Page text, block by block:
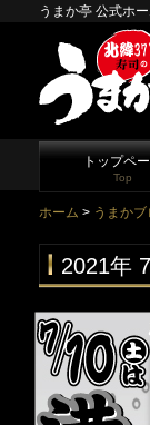
うまか亭 公式ホ
トップペ
Top
ホーム > うまか
2021年